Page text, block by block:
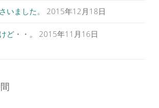
いました。 2015年12月18日
ど・・。 2015年11月16日